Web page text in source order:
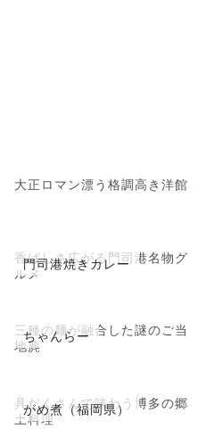
大正ロマン漂う格調高き洋館
門司港焼きカレー
香ばしさ広がる門司港名物グ
ルメ
ちゃんらー
三種の麺が融合した謎のご当
地麂
がめ煮（福岡県）
具だくさんで味わう博多の郷
土料理